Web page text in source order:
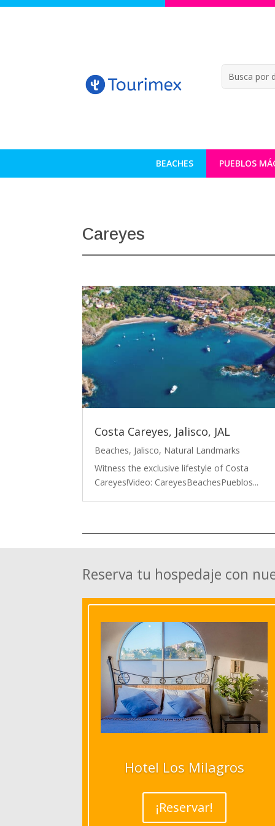
BEACHES PUEBLOS
Careyes
Costa Careyes, Jalisco, JAL
Beaches, Jalisco, Natural Landmarks
Witness the exclusive lifestyle of Costa
Careyes!Video: CareyesBeachesPueblos...
Reserva tu hospedaje con
Hotel Los Milagros
¡Reservar!